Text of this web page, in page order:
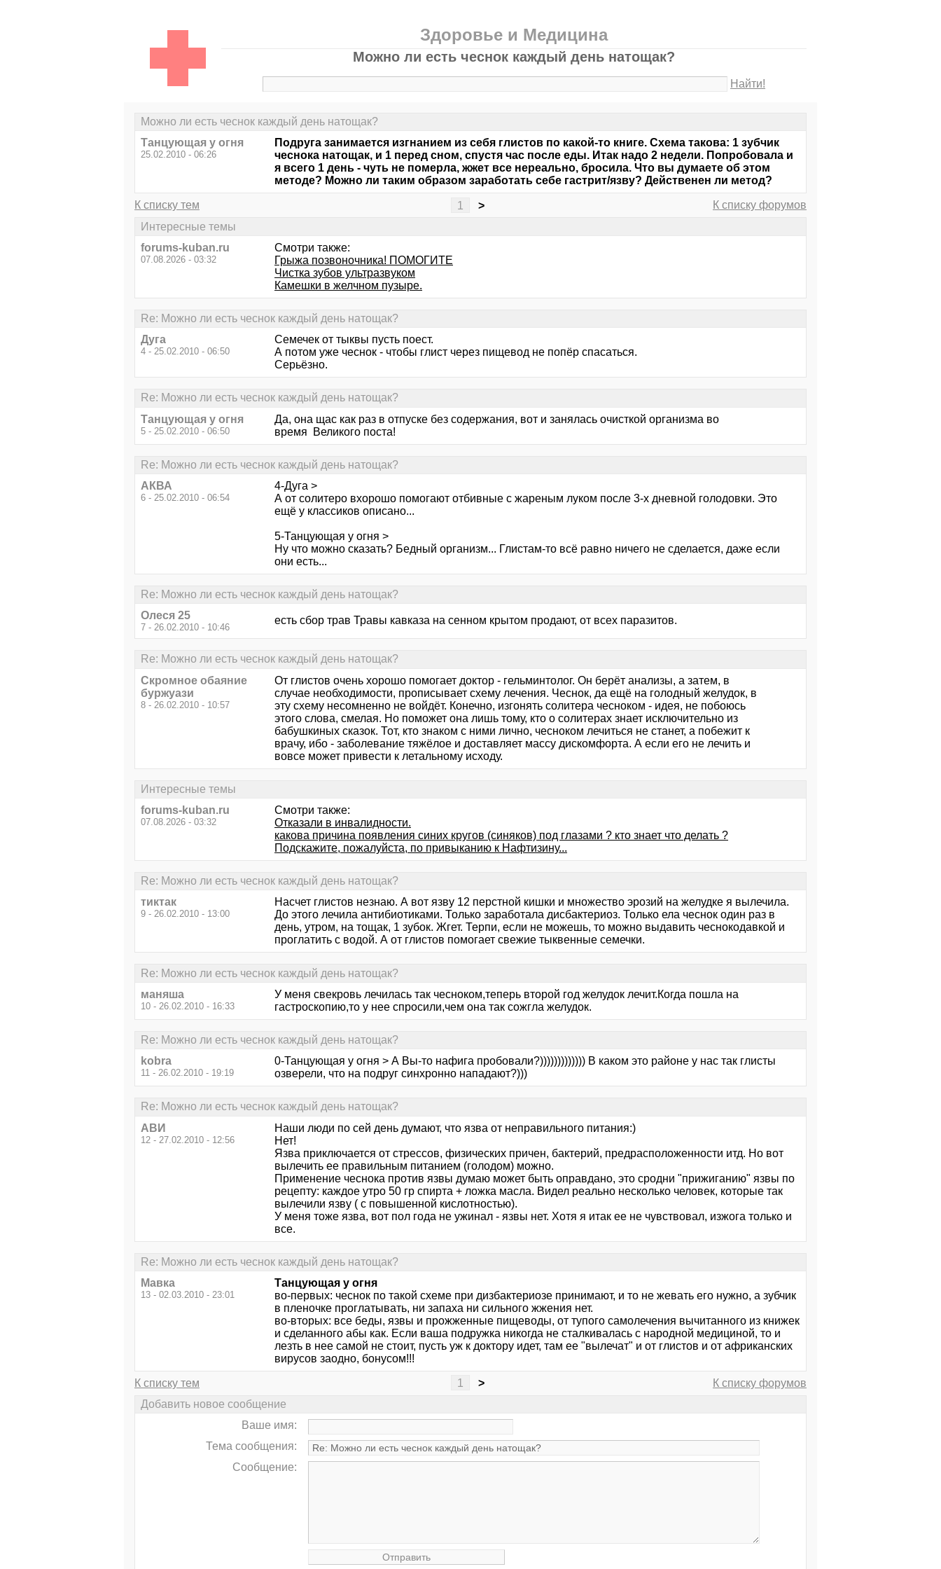
Здоровье и Медицина
Можно ли есть чеснок каждый день натощак?
Найти!
Можно ли есть чеснок каждый день натощак?
Танцующая у огня
25.02.2010 - 06:26
Подруга занимается изгнанием из себя глистов по какой-то книге. Схема такова: 1 зубчик
чеснока натощак, и 1 перед сном, спустя час после еды. Итак надо 2 недели. Попробовала и
я всего 1 день - чуть не померла, жжет все нереально, бросила. Что вы думаете об этом
методе? Можно ли таким образом заработать себе гастрит/язву? Действенен ли метод?
К списку тем 1 >
К списку форумов
Интересные темы
forums-kuban.ru
07.08.2026 - 03:32
Смотри также:
Грыжа позвоночника! ПОМОГИТЕ
Чистка зубов ультразвуком
Камешки в желчном пузыре.
Re: Можно ли есть чеснок каждый день натощак?
Дуга
4 - 25.02.2010 - 06:50
Семечек от тыквы пусть поест.
А потом уже чеснок - чтобы глист через пищевод не попёр спасаться.
Серьёзно.
Re: Можно ли есть чеснок каждый день натощак?
Танцующая у огня
5 - 25.02.2010 - 06:50
Да, она щас как раз в отпуске без содержания, вот и занялась очисткой организма во
время Великого поста!
Re: Можно ли есть чеснок каждый день натощак?
АКВА
6 - 25.02.2010 - 06:54
4-Дуга >
А от солитеро вхорошо помогают отбивные с жареным луком после 3-х дневной голодовки. Это
ещё у классиков описано...
5-Танцующая у огня >
Ну что можно сказать? Бедный организм... Глистам-то всё равно ничего не сделается, даже если
они есть...
Re: Можно ли есть чеснок каждый день натощак?
Олеся 25
7 - 26.02.2010 - 10:46
есть сбор трав Травы кавказа на сенном крытом продают, от всех паразитов.
Re: Можно ли есть чеснок каждый день натощак?
Скромное обаяние
буржуази
8 - 26.02.2010 - 10:57
От глистов очень хорошо помогает доктор - гельминтолог. Он берёт анализы, а затем, в
случае необходимости, прописывает схему лечения. Чеснок, да ещё на голодный желудок, в
эту схему несомненно не войдёт. Конечно, изгонять солитера чесноком - идея, не побоюсь
этого слова, смелая. Но поможет она лишь тому, кто о солитерах знает исключительно из
бабушкиных сказок. Тот, кто знаком с ними лично, чесноком лечиться не станет, а побежит к
врачу, ибо - заболевание тяжёлое и доставляет массу дискомфорта. А если его не лечить и
вовсе может привести к летальному исходу.
Интересные темы
forums-kuban.ru
07.08.2026 - 03:32
Смотри также:
Отказали в инвалидности.
какова причина появления синих кругов (синяков) под глазами ? кто знает что делать ?
Подскажите, пожалуйста, по привыканию к Нафтизину...
Re: Можно ли есть чеснок каждый день натощак?
тиктак
9 - 26.02.2010 - 13:00
Насчет глистов незнаю. А вот язву 12 перстной кишки и множество эрозий на желудке я вылечила.
До этого лечила антибиотиками. Только заработала дисбактериоз. Только ела чеснок один раз в
день, утром, на тощак, 1 зубок. Жгет. Терпи, если не можешь, то можно выдавить чеснокодавкой и
проглатить с водой. А от глистов помогает свежие тыквенные семечки.
Re: Можно ли есть чеснок каждый день натощак?
маняша
10 - 26.02.2010 - 16:33
У меня свекровь лечилась так чесноком,теперь второй год желудок лечит.Когда пошла на
гастроскопию,то у нее спросили,чем она так сожгла желудок.
Re: Можно ли есть чеснок каждый день натощак?
kobra
11 - 26.02.2010 - 19:19
0-Танцующая у огня > А Вы-то нафига пробовали?))))))))))))) В каком это районе у нас так глисты
озверели, что на подруг синхронно нападают?)))
Re: Можно ли есть чеснок каждый день натощак?
АВИ
12 - 27.02.2010 - 12:56
Наши люди по сей день думают, что язва от неправильного питания:)
Нет!
Язва приключается от стрессов, физических причен, бактерий, предрасположенности итд. Но вот
вылечить ее правильным питанием (голодом) можно.
Применение чеснока против язвы думаю может быть оправдано, это сродни "прижиганию" язвы по
рецепту: каждое утро 50 гр спирта + ложка масла. Видел реально несколько человек, которые так
вылечили язву ( с повышенной кислотностью).
У меня тоже язва, вот пол года не ужинал - язвы нет. Хотя я итак ее не чувствовал, изжога только и
все.
Re: Можно ли есть чеснок каждый день натощак?
Мавка
13 - 02.03.2010 - 23:01
Танцующая у огня
во-первых: чеснок по такой схеме при дизбактериозе принимают, и то не жевать его нужно, а зубчик
в пленочке проглатывать, ни запаха ни сильного жжения нет.
во-вторых: все беды, язвы и прожженные пищеводы, от тупого самолечения вычитанного из книжек
и сделанного абы как. Если ваша подружка никогда не сталкивалась с народной медициной, то и
лезть в нее самой не стоит, пусть уж к доктору идет, там ее "вылечат" и от глистов и от африканских
вирусов заодно, бонусом!!!
К списку тем 1 >
К списку форумов
Добавить новое сообщение
Ваше имя:
Тема сообщения:
Сообщение: